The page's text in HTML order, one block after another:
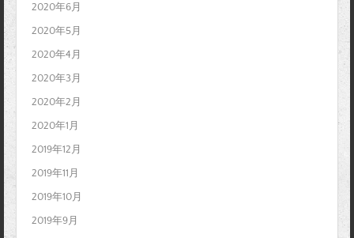
2020年6月
2020年5月
2020年4月
2020年3月
2020年2月
2020年1月
2019年12月
2019年11月
2019年10月
2019年9月